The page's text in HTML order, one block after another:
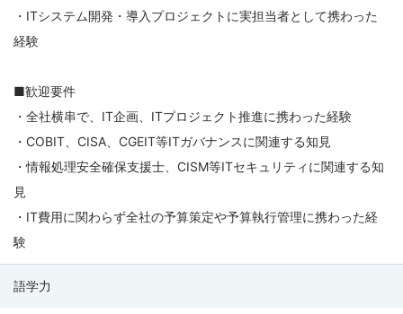
・ITシステム開発・導入プロジェクトに実担当者として携わった
経験
■歓迎要件
・全社横串で、IT企画、ITプロジェクト推進に携わった経験
・COBIT、CISA、CGEIT等ITガバナンスに関連する知見
・情報処理安全確保支援士、CISM等ITセキュリティに関連する知
見
・IT費用に関わらず全社の予算策定や予算執行管理に携わった経
験
語学力